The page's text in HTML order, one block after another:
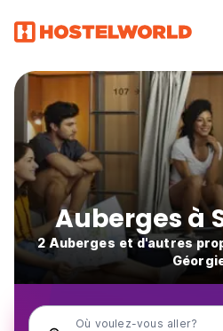
Auberges à
2 Auberges et d'autres
Où voulez-vous aller?